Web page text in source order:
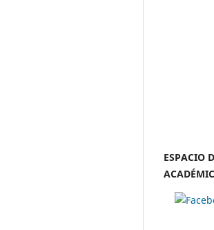
ESPACIO